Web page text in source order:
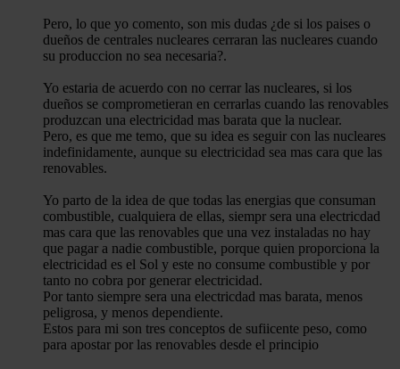
Pero, lo que yo comento, son mis dudas ¿de si los paises o
dueños de centrales nucleares cerraran las nucleares cuando
su produccion no sea necesaria?.
Yo estaria de acuerdo con no cerrar las nucleares, si los
dueños se comprometieran en cerrarlas cuando las renovables
produzcan una electricidad mas barata que la nuclear.
Pero, es que me temo, que su idea es seguir con las nucleares
indefinidamente, aunque su electricidad sea mas cara que las
renovables.
Yo parto de la idea de que todas las energias que consuman
combustible, cualquiera de ellas, siempr sera una electricdad
mas cara que las renovables que una vez instaladas no hay
que pagar a nadie combustible, porque quien proporciona la
electricidad es el Sol y este no consume combustible y por
tanto no cobra por generar electricidad.
Por tanto siempre sera una electricdad mas barata, menos
peligrosa, y menos dependiente.
Estos para mi son tres conceptos de sufiicente peso, como
para apostar por las renovables desde el principio